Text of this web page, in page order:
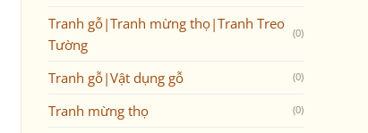
Tranh gỗ|Tranh mừng thọ|Tranh Treo
Tường
(0)
Tranh gỗ|Vật dụng gỗ (0)
Tranh mừng thọ (0)